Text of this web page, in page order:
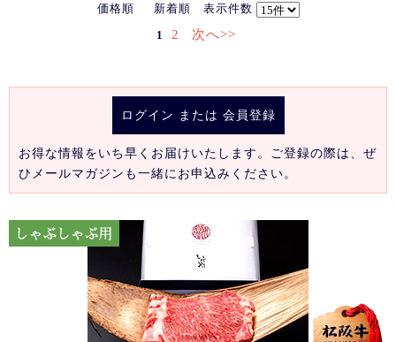
価格順 新着順 表示件数
1 2 次へ>>
ログイン または 会員登録
お得な情報をいち早くお届けいたします。ご登録の際は、ぜ
ひメールマガジンも一緒にお申込みください。